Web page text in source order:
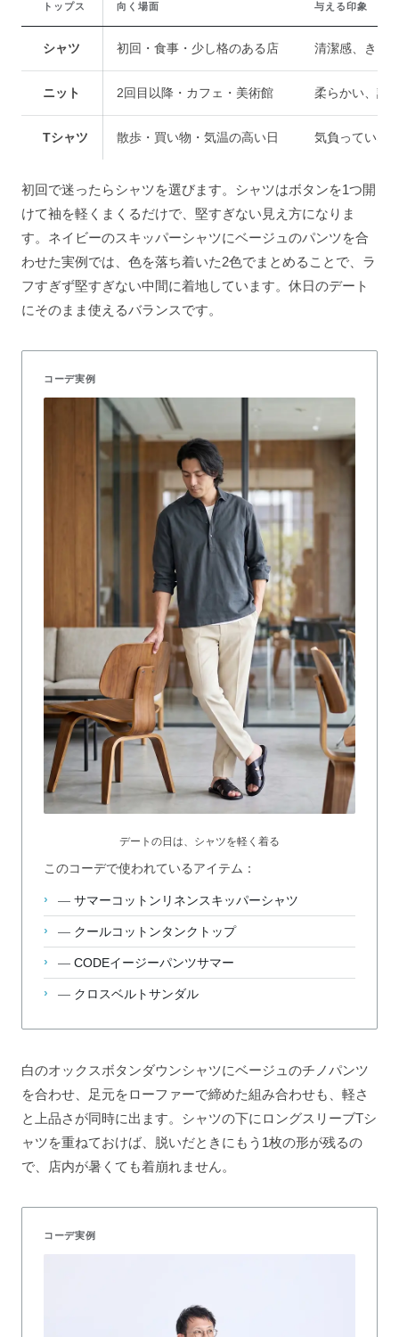
トップス 向く場面 与える印象
シャツ 初回・食事・少し格のある店 清潔感、きち
ニット 2回目以降・カフェ・美術館 柔らかい、話
Tシャツ 散歩・買い物・気温の高い日 気負っていな
初回で迷ったらシャツを選びます。シャツはボタンを1つ開
けて袖を軽くまくるだけで、堅すぎない見え方になりま
す。ネイビーのスキッパーシャツにベージュのパンツを合
わせた実例では、色を落ち着いた2色でまとめることで、ラ
フすぎず堅すぎない中間に着地しています。休日のデート
にそのまま使えるバランスです。
コーデ実例
デートの日は、シャツを軽く着る
このコーデで使われているアイテム：
— サマーコットンリネンスキッパーシャツ
— クールコットンタンクトップ
— CODEイージーパンツサマー
— クロスベルトサンダル
白のオックスボタンダウンシャツにベージュのチノパンツ
を合わせ、足元をローファーで締めた組み合わせも、軽さ
と上品さが同時に出ます。シャツの下にロングスリーブTシ
ャツを重ねておけば、脱いだときにもう1枚の形が残るの
で、店内が暑くても着崩れません。
コーデ実例